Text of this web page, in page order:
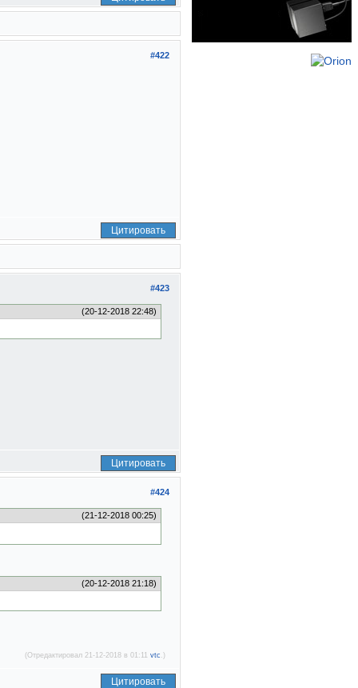
#422
Цитировать
#423
(20-12-2018 22:48)
Цитировать
#424
(21-12-2018 00:25)
(20-12-2018 21:18)
(Отредактировал 21-12-2018 в 01:11 vtc .)
Цитировать